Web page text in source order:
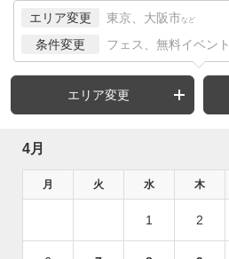
エリア変更 東京、大阪市 など
条件変更 フェス、無料イベント
エリア変更
4月
月 火 水 木
1 2